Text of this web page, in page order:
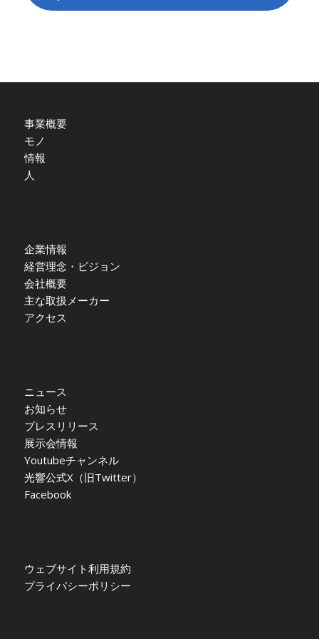
事業概要
モノ
情報
人
企業情報
経営理念・ビジョン
会社概要
主な取扱メーカー
アクセス
ニュース
お知らせ
プレスリリース
展示会情報
Youtubeチャンネル
光響公式X（旧Twitter）
Facebook
ウェブサイト利用規約
プライバシーポリシー